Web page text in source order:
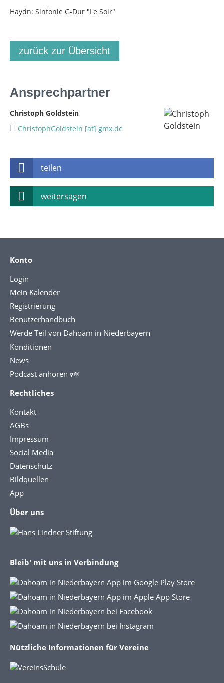
Haydn: Sinfonie G-Dur "Le Soir"
zurück zur Übersicht
Ansprechpartner
Christoph Goldstein
ChristophGoldstein [at] gmx.de
teilen
weitersagen
Konto
Login
Mein Kalender
Registrierung
Benutzerhandbuch
Werde Teil von Dahoam in Niederbayern
Konditionen
News
Podcast anhören 🕬
Rechtliches
Kontakt
AGBs
Impressum
Social Media
Datenschutz
Bildquellen
App
Über uns
Bleib' mit uns in Verbindung
Nützliche Informationen für Vereine